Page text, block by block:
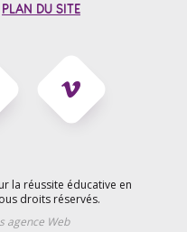
PLAN DU SITE
la réussite éducative en
droits réservés.
agence Web